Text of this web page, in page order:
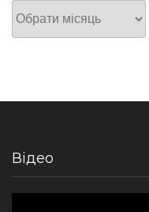
Архів
Відео